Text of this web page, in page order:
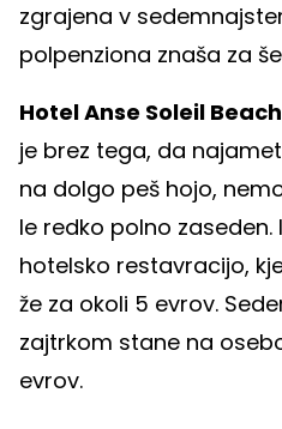
zgrajena v
polpenziona znaša za
Hotel Anse Soleil
je brez tega, da
na dolgo peš hojo,
le redko polno zaseden.
hotelsko restavracijo,
že za okoli 5 evrov.
zajtrkom stane na
evrov.